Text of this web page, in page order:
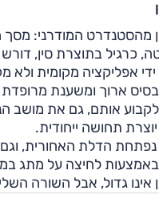
כרגיל בתוצרת סין,
ידי אפליקציה מקומית
לקבוע אותם, גם את
תחושה ייחודית.
בה נפתחת הדלת
לחיצה על מתג
גדול, אבל השורה